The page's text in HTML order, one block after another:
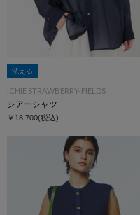
洗える
ICHIE STRAWBERRY-FIELDS
シアーシャツ
￥18,700(税込)